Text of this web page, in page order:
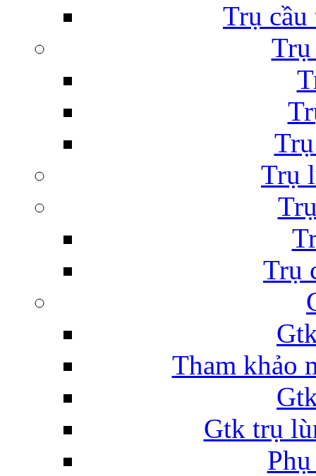
Trụ
Trụ
Trụ
Tham khảo
Gtk trụ